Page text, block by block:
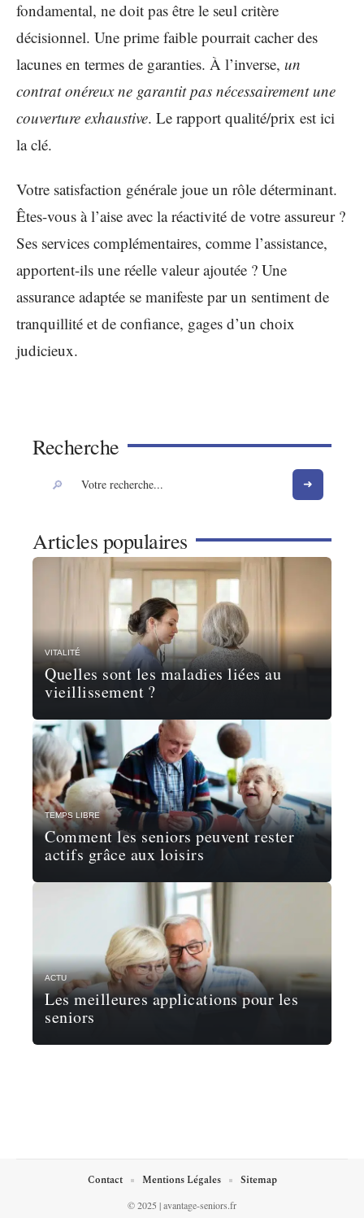
fondamental, ne doit pas être le seul critère
décisionnel. Une prime faible pourrait cacher des
lacunes en termes de garanties. À l’inverse, un
contrat onéreux ne garantit pas nécessairement une
couverture exhaustive. Le rapport qualité/prix est ici
la clé.
Votre satisfaction générale joue un rôle déterminant.
Êtes-vous à l’aise avec la réactivité de votre assureur ?
Ses services complémentaires, comme l’assistance,
apportent-ils une réelle valeur ajoutée ? Une
assurance adaptée se manifeste par un sentiment de
tranquillité et de confiance, gages d’un choix
judicieux.
Recherche
Articles populaires
VITALITÉ
Quelles sont les maladies liées au
vieillissement ?
TEMPS LIBRE
Comment les seniors peuvent rester
actifs grâce aux loisirs
ACTU
Les meilleures applications pour les
seniors
© 2025 | avantage-seniors.fr
Contact Mentions Légales Sitemap